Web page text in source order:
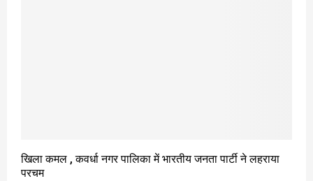
खिला कमल , कवर्धा नगर पालिका में भारतीय जनता पार्टी ने लहराया
परचम